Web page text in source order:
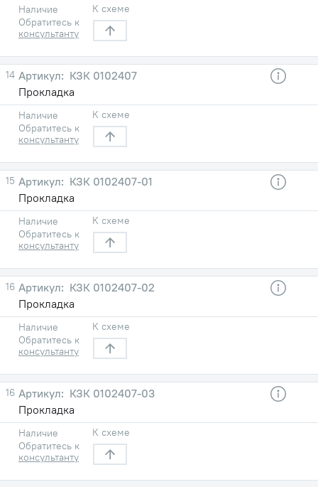
Наличие
Обратитесь к
консультанту
К схеме
14
КЗК 0102407
Прокладка
Наличие
Обратитесь к
консультанту
К схеме
15
КЗК 0102407-01
Прокладка
Наличие
Обратитесь к
консультанту
К схеме
16
КЗК 0102407-02
Прокладка
Наличие
Обратитесь к
консультанту
К схеме
16
КЗК 0102407-03
Прокладка
Наличие
Обратитесь к
консультанту
К схеме